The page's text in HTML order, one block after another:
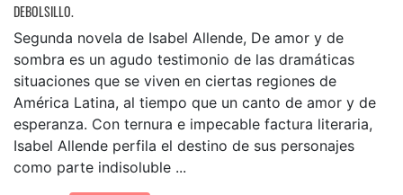
DEBOLSILLO.
Segunda novela de Isabel Allende, De amor y de
sombra es un agudo testimonio de las dramáticas
situaciones que se viven en ciertas regiones de
América Latina, al tiempo que un canto de amor y de
esperanza. Con ternura e impecable factura literaria,
Isabel Allende perfila el destino de sus personajes
como parte indisoluble ...